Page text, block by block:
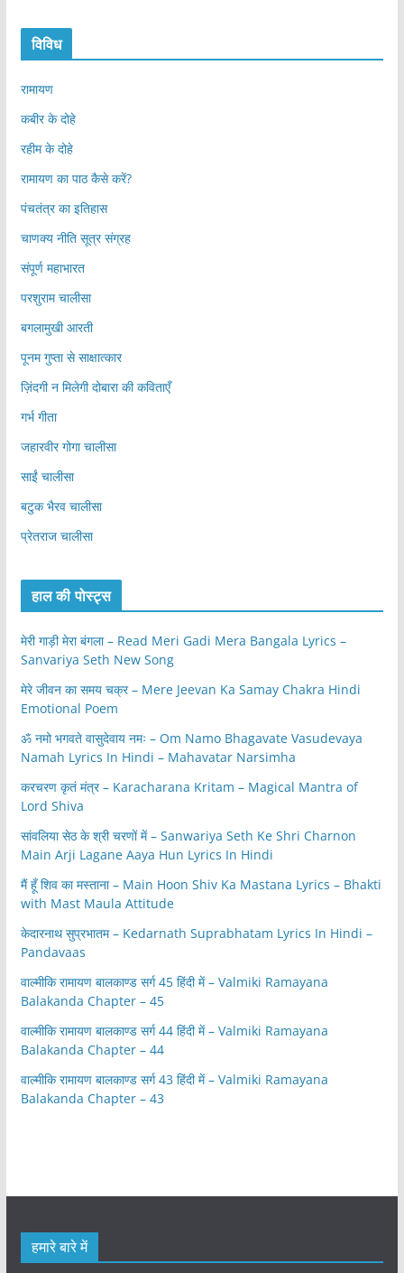
विविध
रामायण
कबीर के दोहे
रहीम के दोहे
रामायण का पाठ कैसे करें?
पंचतंत्र का इतिहास
चाणक्य नीति सूत्र संग्रह
संपूर्ण महाभारत
परशुराम चालीसा
बगलामुखी आरती
पूनम गुप्ता से साक्षात्कार
ज़िंदगी न मिलेगी दोबारा की कविताएँ
गर्भ गीता
जहारवीर गोगा चालीसा
साईं चालीसा
बटुक भैरव चालीसा
प्रेतराज चालीसा
हाल की पोस्ट्स
मेरी गाड़ी मेरा बंगला – Read Meri Gadi Mera Bangala Lyrics –
Sanvariya Seth New Song
मेरे जीवन का समय चक्र – Mere Jeevan Ka Samay Chakra Hindi
Emotional Poem
ॐ नमो भगवते वासुदेवाय नमः – Om Namo Bhagavate Vasudevaya
Namah Lyrics In Hindi – Mahavatar Narsimha
करचरण कृतं मंत्र – Karacharana Kritam – Magical Mantra of
Lord Shiva
सांवलिया सेठ के श्री चरणों में – Sanwariya Seth Ke Shri Charnon
Main Arji Lagane Aaya Hun Lyrics In Hindi
मैं हूँ शिव का मस्ताना – Main Hoon Shiv Ka Mastana Lyrics – Bhakti
with Mast Maula Attitude
केदारनाथ सुप्रभातम – Kedarnath Suprabhatam Lyrics In Hindi –
Pandavaas
वाल्मीकि रामायण बालकाण्ड सर्ग 45 हिंदी में – Valmiki Ramayana
Balakanda Chapter – 45
वाल्मीकि रामायण बालकाण्ड सर्ग 44 हिंदी में – Valmiki Ramayana
Balakanda Chapter – 44
वाल्मीकि रामायण बालकाण्ड सर्ग 43 हिंदी में – Valmiki Ramayana
Balakanda Chapter – 43
हमारे बारे में